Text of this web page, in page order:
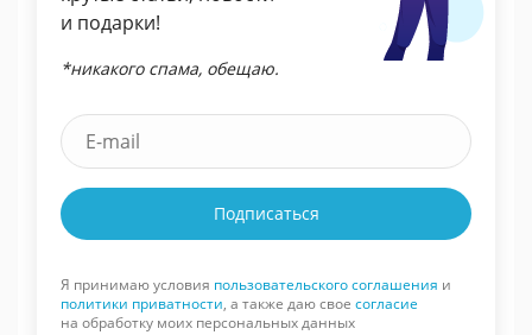
и подарки!
*никакого спама, обещаю.
Подписаться
Я принимаю условия пользовательского соглашения и
политики приватности, а также даю свое согласие
на обработку моих персональных данных